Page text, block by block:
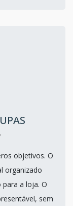
objetivos. O
organizado
a loja. O
sem